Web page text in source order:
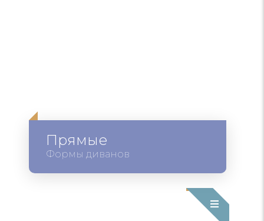
Прямые
Формы диванов